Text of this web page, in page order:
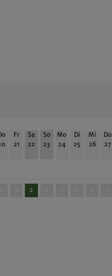
Fr
21
Sa
22
So
23
Mo
24
Di
25
Mi
26
Do
27
2